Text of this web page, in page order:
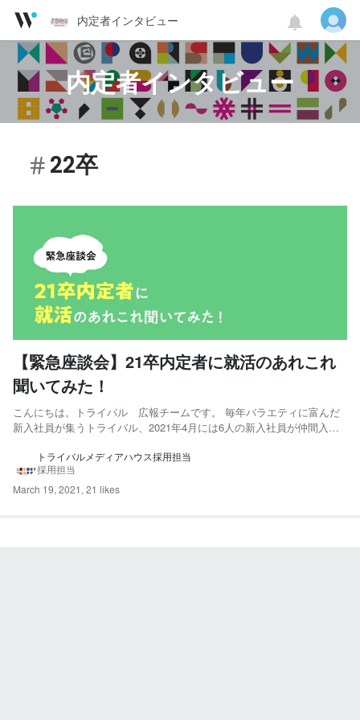
内定者インタビュー
内定者インタビュー
22卒
【緊急座談会】21卒内定者に就活のあれこれ
聞いてみた！
こんにちは。トライバル 広報チームです。 毎年バラエティに富んだ
新入社員が集うトライバル、2021年4月には6人の新入社員が仲間入り
んにインタビューを実施。大学時代の思い出や就活の話、トライバルで
の目標など、今だからこそ話せる「リアルな声」を聞きまし...
トライバルメディアハウス採用担当
採用担当
March 19, 2021 , 21 likes